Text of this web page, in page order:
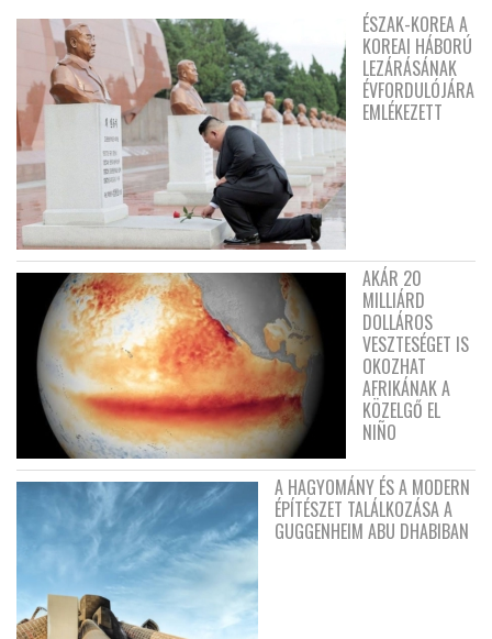
ÉSZAK-KOREA A
KOREAI HÁBORÚ
LEZÁRÁSÁNAK
ÉVFORDULÓJÁRA
EMLÉKEZETT
AKÁR 20
MILLIÁRD
DOLLÁROS
VESZTESÉGET IS
OKOZHAT
AFRIKÁNAK A
KÖZELGŐ EL
NIÑO
A HAGYOMÁNY ÉS A MODERN
ÉPÍTÉSZET TALÁLKOZÁSA A
GUGGENHEIM ABU DHABIBAN